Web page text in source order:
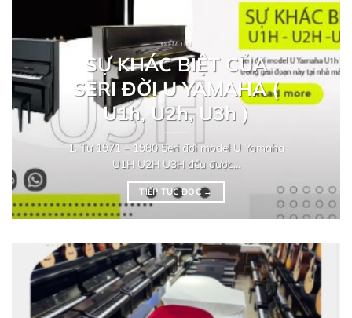
ĐIỂM TIN
SỰ KHÁC BIỆT CỦA
SERI ĐỜI U YAMAHA (
U1h, U2h, U3h )
1. Từ 1971 – 1980 Seri đời model U Yamaha
U1H U2H U3H đều được...
TIẾP TỤC ĐỌC→